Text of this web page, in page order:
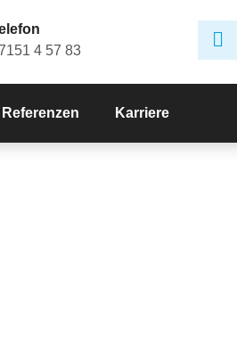
4 57 83
Referenzen Karriere